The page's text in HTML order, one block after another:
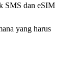
SMS dan eSIM
yang harus